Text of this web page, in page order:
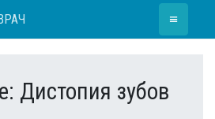
≡
Дистопия зубов